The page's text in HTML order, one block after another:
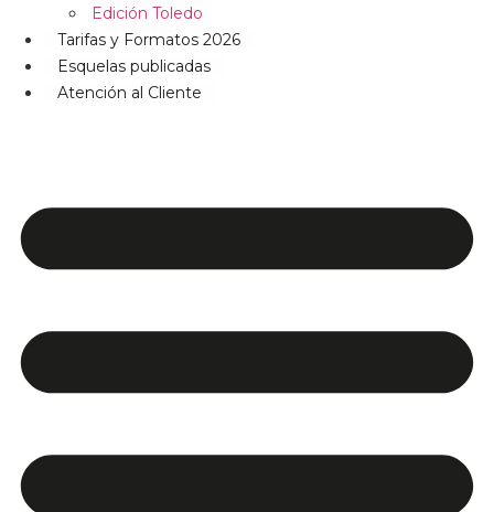
Edición Toledo
Tarifas y Formatos 2026
Esquelas publicadas
Atención al Cliente